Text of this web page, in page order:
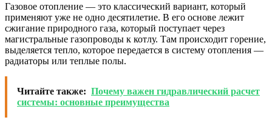
Газовое отопление — это классический вариант, который
применяют уже не одно десятилетие. В его основе лежит
сжигание природного газа, который поступает через
магистральные газопроводы к котлу. Там происходит горение,
выделяется тепло, которое передается в систему отопления —
радиаторы или теплые полы.
Читайте также: Почему важен гидравлический расчет
системы: основные преимущества